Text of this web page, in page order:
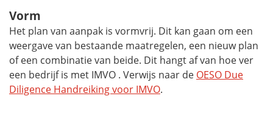
Vorm
Het plan van aanpak is vormvrij. Dit kan gaan om een
weergave van bestaande maatregelen, een nieuw plan
of een combinatie van beide. Dit hangt af van hoe ver
een bedrijf is met IMVO . Verwijs naar de OESO Due
Diligence Handreiking voor IMVO.